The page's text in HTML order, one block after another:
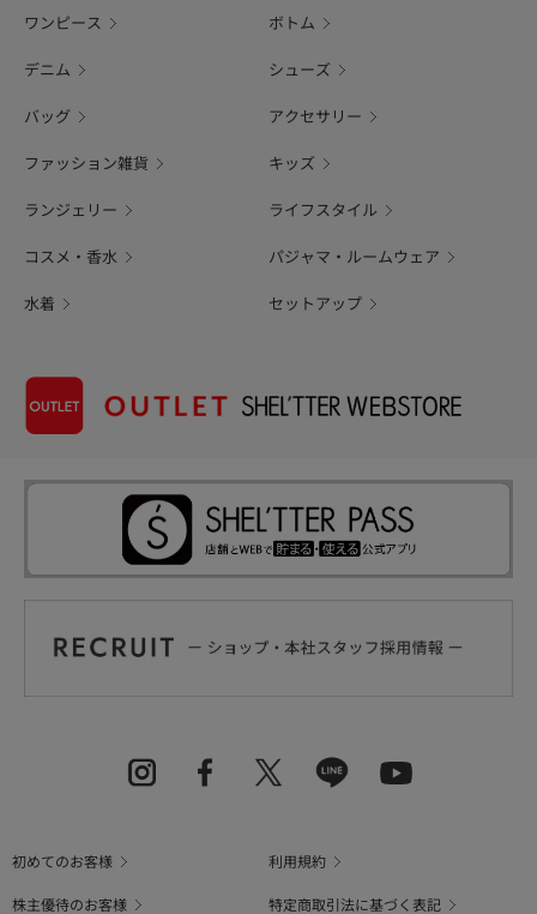
ワンピース ボトム
デニム シューズ
バッグ アクセサリー
ファッション雑貨 キッズ
ランジェリー ライフスタイル
コスメ・香水 パジャマ・ルームウェア
水着 セットアップ
初めてのお客様
利用規約
株主優待のお客様
特定商取引法に基づく表記